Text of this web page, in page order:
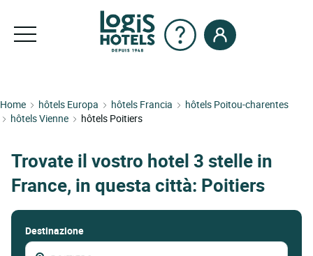
Home hôtels Europa hôtels Francia
hôtels Poitou-charentes
hôtels Vienne
hôtels Poitiers
Trovate il vostro hotel 3 stelle in
France, in questa città: Poitiers
Destinazione